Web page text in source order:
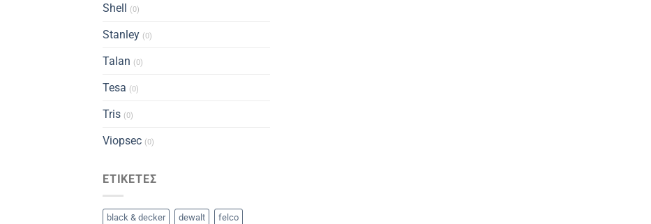
Shell (0)
Stanley (0)
Talan (0)
Tesa (0)
Tris (0)
Viopsec (0)
ΕΤΙΚΈΤΕΣ
black & decker dewalt felco